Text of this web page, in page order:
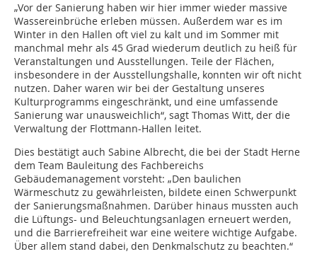
„Vor der Sanierung haben wir hier immer wieder massive
Wassereinbrüche erleben müssen. Außerdem war es im
Winter in den Hallen oft viel zu kalt und im Sommer mit
manchmal mehr als 45 Grad wiederum deutlich zu heiß für
Veranstaltungen und Ausstel­lungen. Teile der Flächen,
insbesondere in der Ausstellungshalle, konnten wir oft nicht
nutzen. Daher waren wir bei der Gestaltung unseres
Kulturprogramms eingeschränkt, und eine umfassende
Sanierung war unausweichlich“, sagt Thomas Witt, der die
Verwaltung der Flottmann-Hallen leitet.
Dies bestätigt auch Sabine Albrecht, die bei der Stadt Herne
dem Team Bauleitung des Fachbereichs
Gebäudemanagement vorsteht: „Den baulichen
Wärmeschutz zu gewährleisten, bildete einen Schwerpunkt
der Sanierungsmaßnahmen. Darüber hinaus mussten auch
die Lüftungs- und Beleuchtungsanlagen ­erneuert werden,
und die Barrierefreiheit war eine weitere wichtige Aufgabe.
Über allem stand dabei, den Denkmalschutz zu beachten.“